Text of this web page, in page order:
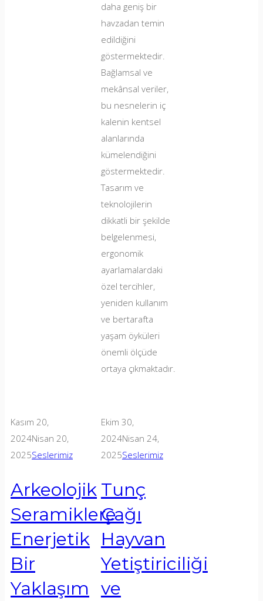
daha geniş bir
havzadan temin
edildiğini
göstermektedir.
Bağlamsal ve
mekânsal veriler,
bu nesnelerin iç
kalenin kentsel
alanlarında
kümelendiğini
göstermektedir.
Tasarım ve
teknolojilerin
dikkatli bir şekilde
belgelenmesi,
ergonomik
ayarlamalardaki
özel tercihler,
yeniden kullanım
ve bertarafta
yaşam öyküleri
önemli ölçüde
ortaya çıkmaktadır.
Kasım 20,
2024Nisan 20,
2025Seslerimiz
Arkeolojik
Seramiklere
Enerjetik
Bir
Yaklaşım
Ekim 30,
2024Nisan 24,
2025Seslerimiz
Tunç
Çağı
Hayvan
Yetiştiriciliği
ve